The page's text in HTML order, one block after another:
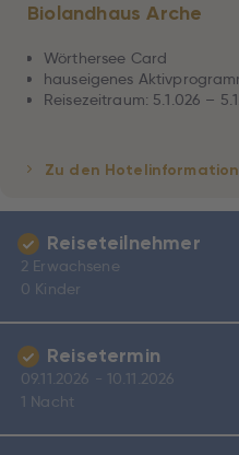
Biolandhaus Arche
Wörthersee Card
hauseigenes
Reisezeitraum: 5.1.026 –
Zu den
Reiseteilnehmer
2 Erwachsene
0 Kinder
Reisetermin
09.11.2026 - 10.11.2026
1 Nacht